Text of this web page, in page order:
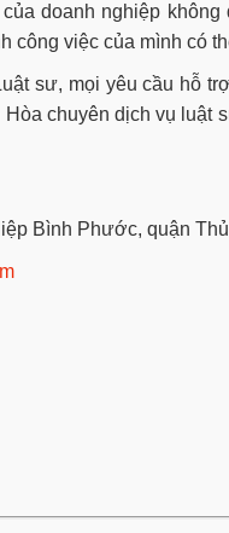
doanh nghiệp
công việc của mình có
sư, mọi yêu cầu hỗ
chuyên dịch vụ
Bình Phước, quận